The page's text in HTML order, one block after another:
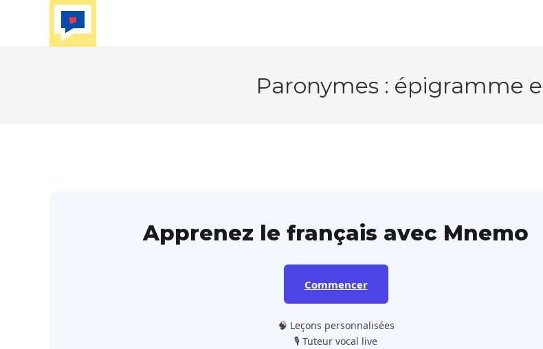
Paronymes : épigramme
Apprenez le français avec Mnemo
Commencer
🧠 Leçons personnalisées
🎙️ Tuteur vocal live